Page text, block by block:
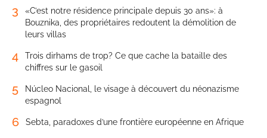
3
«C’est notre résidence principale depuis 30 ans»: à
Bouznika, des propriétaires redoutent la démolition de
leurs villas
4
Trois dirhams de trop? Ce que cache la bataille des
chiffres sur le gasoil
5
Núcleo Nacional, le visage à découvert du néonazisme
espagnol
6 Sebta, paradoxes d’une frontière européenne en Afrique